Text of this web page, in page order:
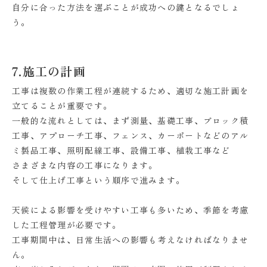
自分に合った方法を選ぶことが成功への鍵となるでしょ
う。
7.施工の計画
工事は複数の作業工程が連続するため、適切な施工計画を
立てることが重要です。
一般的な流れとしては、まず測量、基礎工事、ブロック積
工事、アプローチ工事、フェンス、カーポートなどのアル
ミ製品工事、照明配線工事、設備工事、植栽工事など
さまざまな内容の工事になります。
そして仕上げ工事という順序で進みます。
天候による影響を受けやすい工事も多いため、季節を考慮
した工程管理が必要です。
工事期間中は、日常生活への影響も考えなければなりませ
ん。